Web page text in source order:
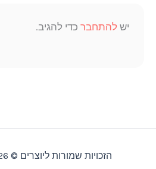
יש להתחבר כדי להגיב.
הזכויות שמורות ליוצרים © 2026 חומר פתוח |